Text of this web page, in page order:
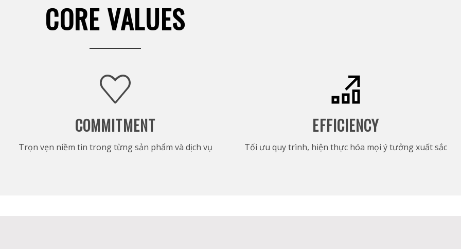
CORE VALUES
COMMITMENT
Trọn vẹn niềm tin trong từng sản phẩm và dịch vụ
EFFICIENCY
Tối ưu quy trình, hiện thực hóa mọi ý tưởng xuất sắc